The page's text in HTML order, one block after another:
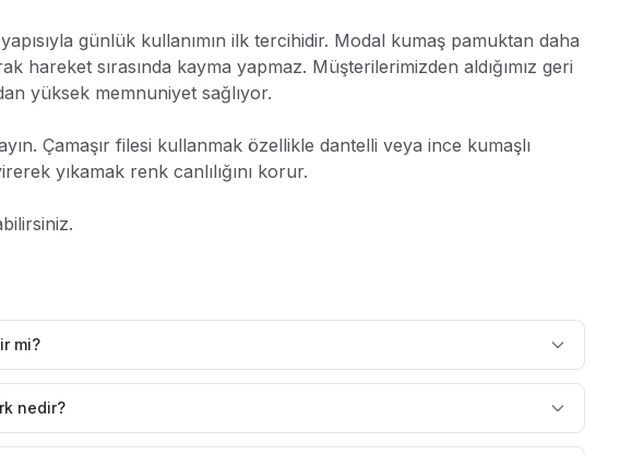
günlük kullanımın ilk tercihidir. Modal kumaş pamuktan daha
sırasında kayma yapmaz. Müşterilerimizden aldığımız geri
yüksek memnuniyet sağlıyor.
Çamaşır filesi kullanmak özellikle dantelli veya ince kumaşlı
yıkamak renk canlılığını korur.
mi?
nedir?